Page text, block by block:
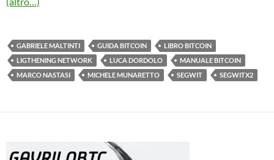
GABRIELE MALTINTI GUIDA BITCOIN
LIBRO BITCOIN
LIGTHENING NETWORK
LUCA DORDOLO
MANUALE BITCOIN
MARCO NASTASI
MICHELE MUNARETTO SEGWIT SEGWITX2